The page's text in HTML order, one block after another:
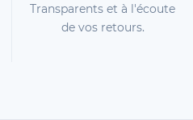
Transparents et à l'écoute
de vos retours.